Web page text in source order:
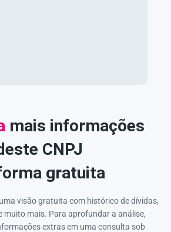
mais informações
CNPJ
gratuita
visão gratuita com histórico de dívidas,
muito mais. Para aprofundar a análise,
extras em uma consulta sob